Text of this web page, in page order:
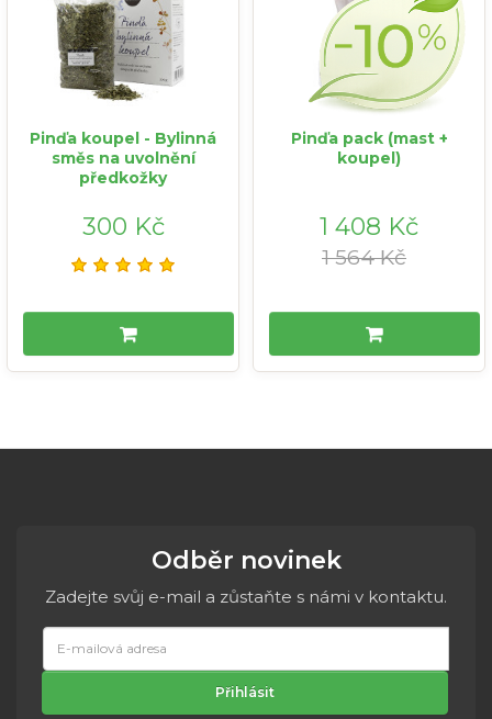
Pinďa koupel - Bylinná
směs na uvolnění
předkožky
300 Kč
Pinďa pack (mast +
koupel)
1 408 Kč
1 564 Kč
Odběr novinek
Zadejte svůj e-mail a zůstaňte s námi v kontaktu.
mailová
adresa
Přihlásit